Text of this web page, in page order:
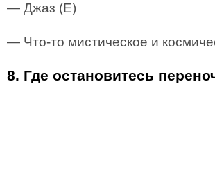
— Джаз (E)
— Что-то мистическое и
8. Где остановитесь